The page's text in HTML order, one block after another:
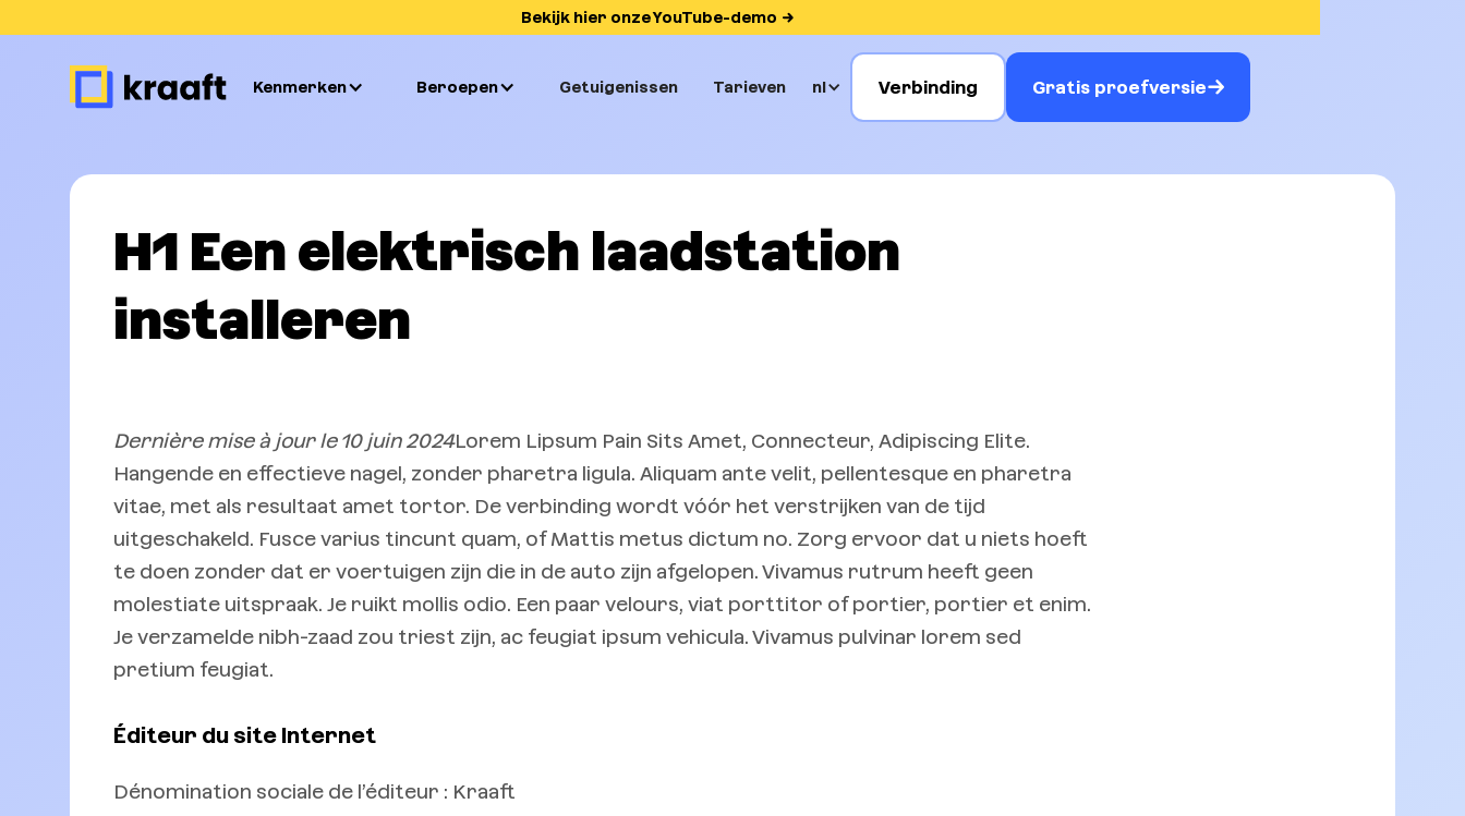
Bekijk hier onze YouTube-demo
Kenmerken Beroepen Getuigenissen Tarieven nl Verbinding Gratis proefversie
H1 Een elektrisch laadstation
installeren
Dernière mise à jour le 10 juin 2024Lorem Lipsum Pain Sits Amet, Connecteur, Adipiscing Elite.
Hangende en effectieve nagel, zonder pharetra ligula. Aliquam ante velit, pellentesque en pharetra
vitae, met als resultaat amet tortor. De verbinding wordt vóór het verstrijken van de tijd
uitgeschakeld. Fusce varius tincunt quam, of Mattis metus dictum no. Zorg ervoor dat u niets hoeft
te doen zonder dat er voertuigen zijn die in de auto zijn afgelopen. Vivamus rutrum heeft geen
molestiate uitspraak. Je ruikt mollis odio. Een paar velours, viat porttitor of portier, portier et enim.
Je verzamelde nibh-zaad zou triest zijn, ac feugiat ipsum vehicula. Vivamus pulvinar lorem sed
pretium feugiat.
Éditeur du site Internet
Dénomination sociale de l’éditeur : Kraaft